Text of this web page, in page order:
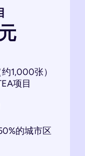
1,000张）
项目
的城市区